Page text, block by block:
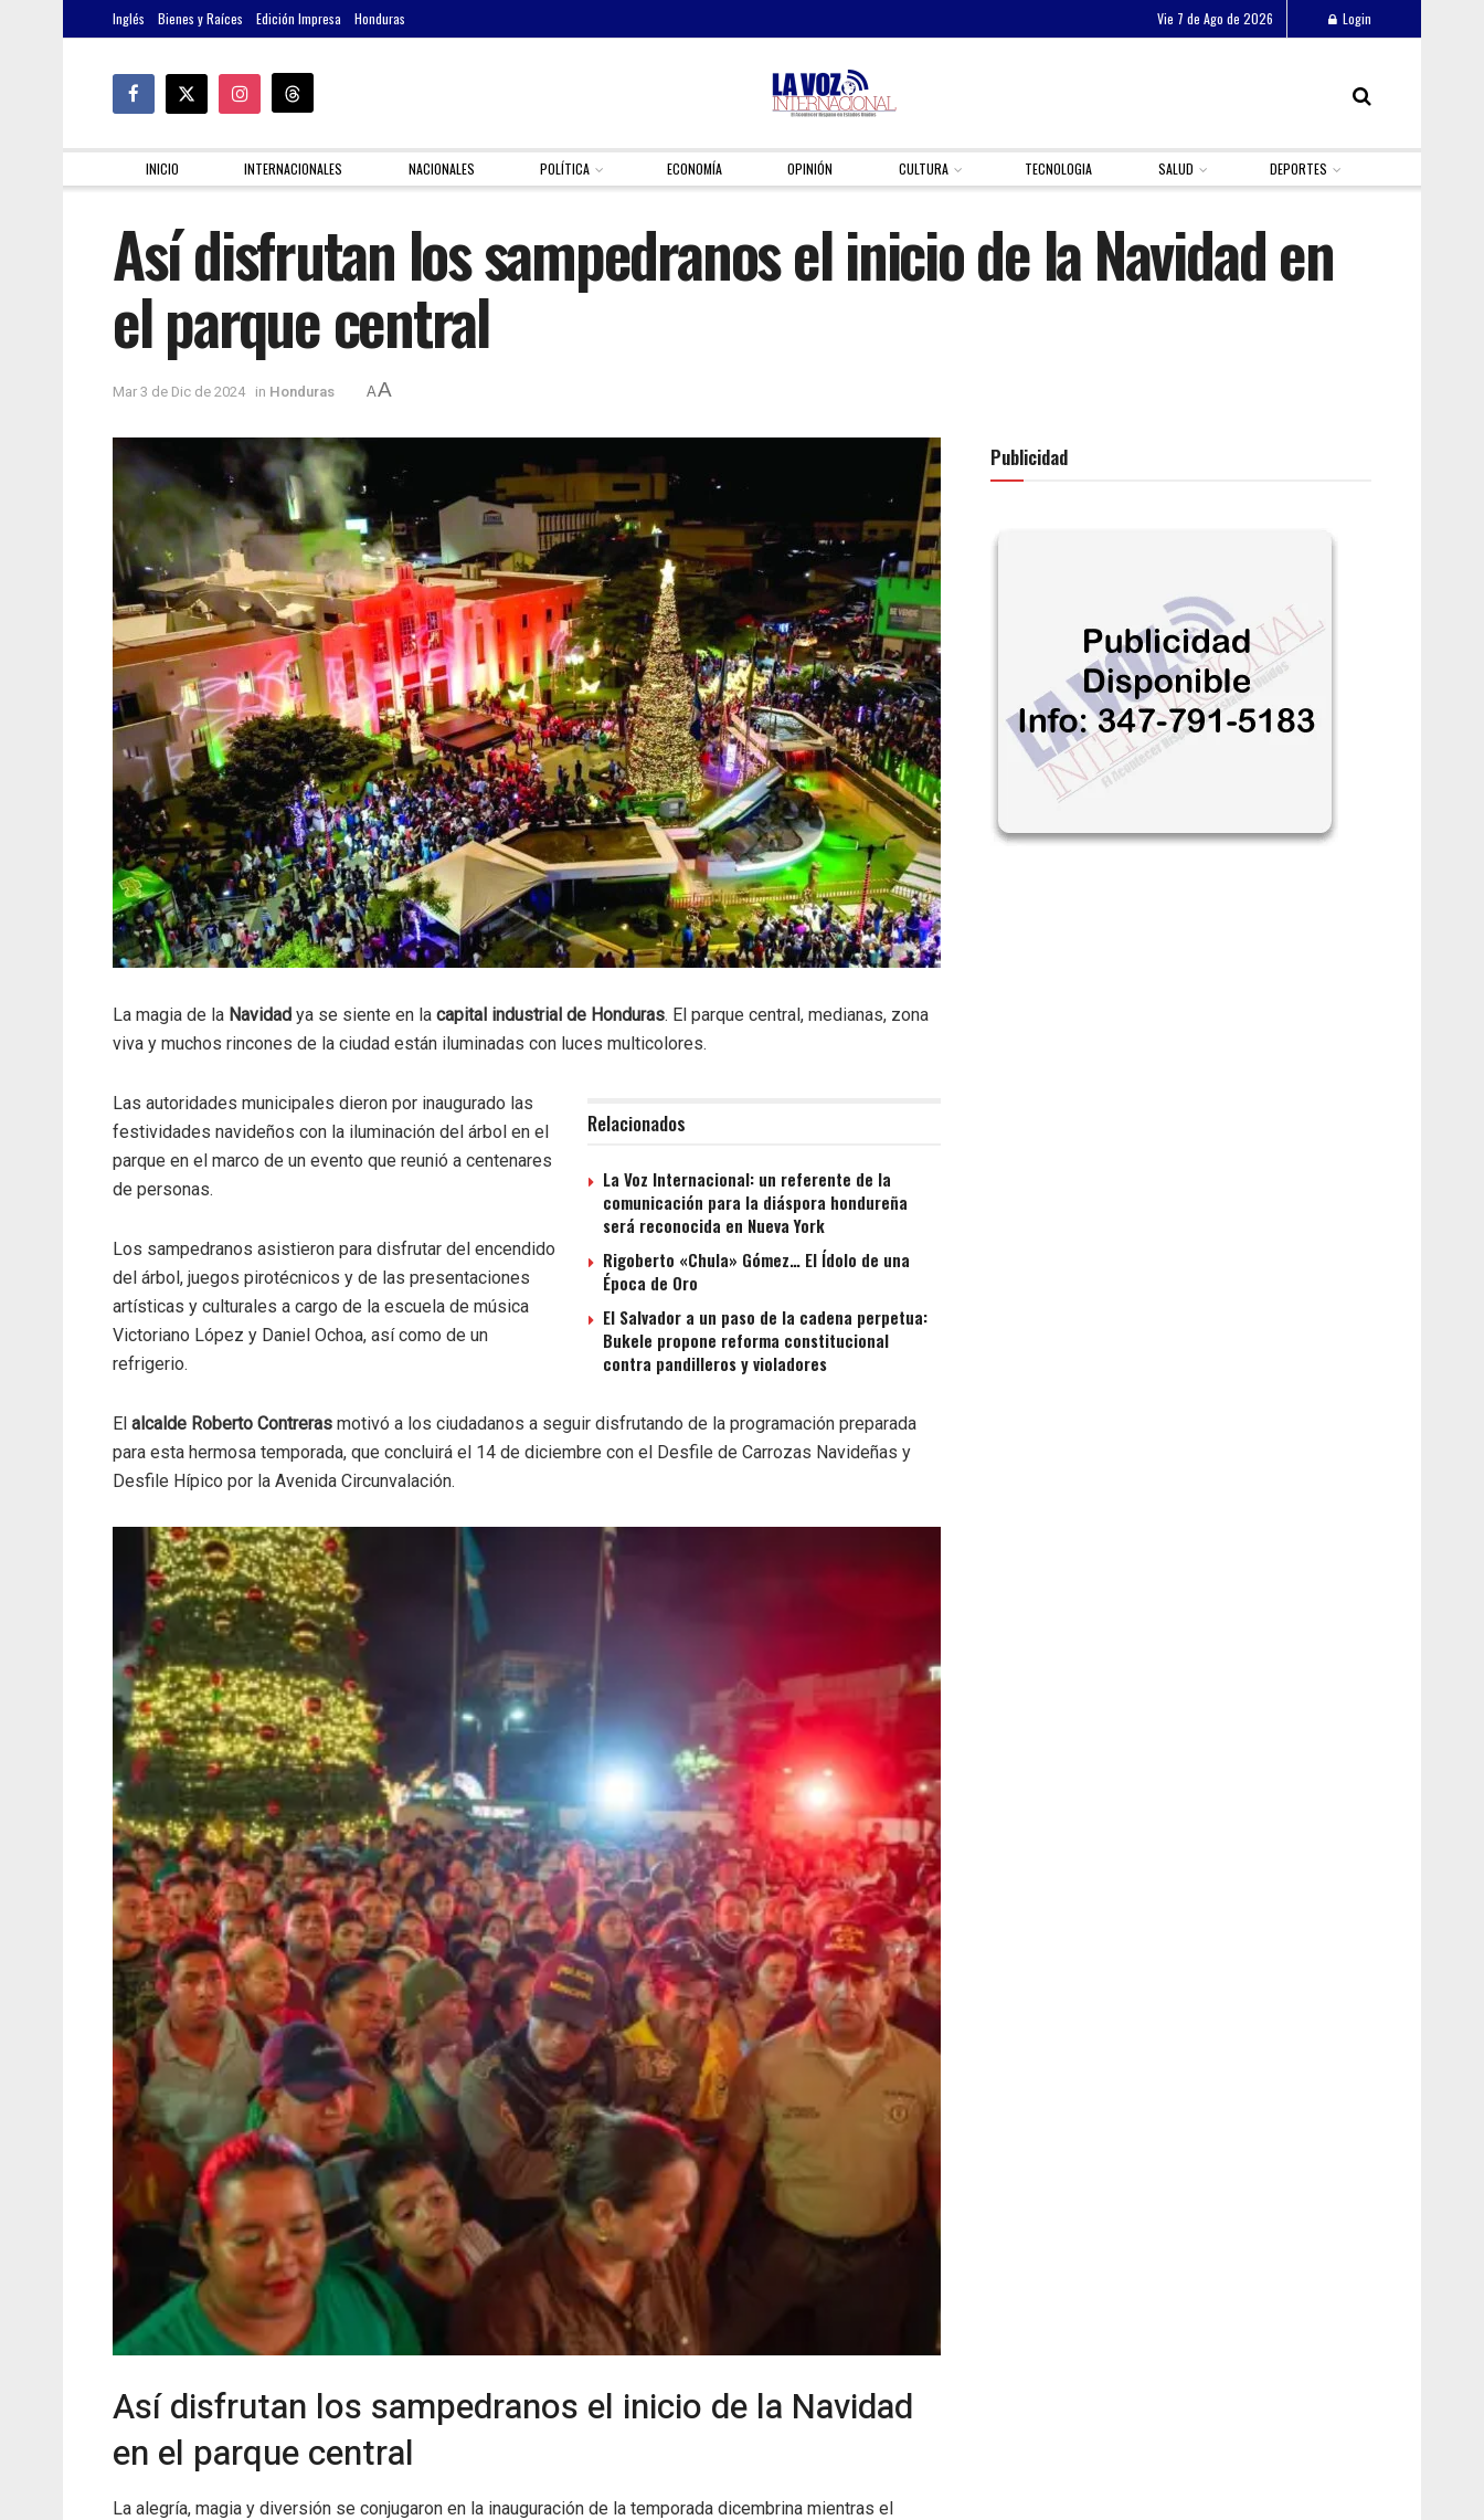
Inglés Bienes y Raíces Edición Impresa Honduras Vie 7 de Ago de 2026 Login
INICIO INTERNACIONALES NACIONALES POLÍTICA ECONOMÍA OPINIÓN CULTURA TECNOLOGIA SALUD DEPORTES
Así disfrutan los sampedranos el inicio de la Navidad en
el parque central
Mar 3 de Dic de 2024 in Honduras AA
La magia de la Navidad ya se siente en la capital industrial de Honduras. El parque central, medianas, zona
viva y muchos rincones de la ciudad están iluminadas con luces multicolores.
Relacionados
La Voz Internacional: un referente de la
comunicación para la diáspora hondureña
será reconocida en Nueva York
Rigoberto «Chula» Gómez… El Ídolo de una
Época de Oro
El Salvador a un paso de la cadena perpetua:
Bukele propone reforma constitucional
contra pandilleros y violadores
Las autoridades municipales dieron por inaugurado las
festividades navideños con la iluminación del árbol en el
parque en el marco de un evento que reunió a centenares
de personas.
Los sampedranos asistieron para disfrutar del encendido
del árbol, juegos pirotécnicos y de las presentaciones
artísticas y culturales a cargo de la escuela de música
Victoriano López y Daniel Ochoa, así como de un
refrigerio.
El alcalde Roberto Contreras motivó a los ciudadanos a seguir disfrutando de la programación preparada
para esta hermosa temporada, que concluirá el 14 de diciembre con el Desfile de Carrozas Navideñas y
Desfile Hípico por la Avenida Circunvalación.
Así disfrutan los sampedranos el inicio de la Navidad
en el parque central
La alegría, magia y diversión se conjugaron en la inauguración de la temporada dicembrina mientras el
Publicidad